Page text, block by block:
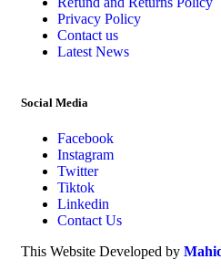
Privacy Policy
Contact us
Latest News
Social Media
Facebook
Instagram
Twitter
Tiktok
Linkedin
Contact Us
This Website Developed by